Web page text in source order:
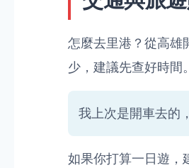
怎麼去里港？從高雄
少，建議先查好時間。
我上次是開車去的
如果你打算一日遊，